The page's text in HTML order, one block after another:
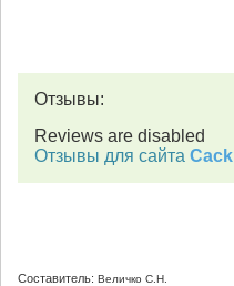
Отзывы:
Reviews are disabled
Отзывы для сайта Cackl
Составитель: Величко С.Н.